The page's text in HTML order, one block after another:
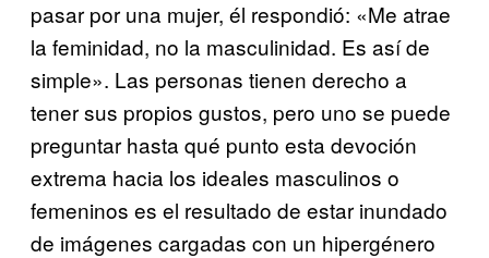
pasar por una mujer, él respondió: «Me atrae
la feminidad, no la masculinidad. Es así de
simple». Las personas tienen derecho a
tener sus propios gustos, pero uno se puede
preguntar hasta qué punto esta devoción
extrema hacia los ideales masculinos o
femeninos es el resultado de estar inundado
de imágenes cargadas con un hipergénero